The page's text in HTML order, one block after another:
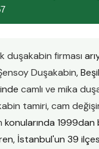
duşakabin firması
Duşakabin,
camlı ve mika
tamiri,cam
konularında 1999dan
İstanbul'un 39